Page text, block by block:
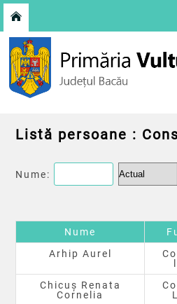
Listă persoane :
Nume:
Nume
Arhip Aurel
Chicuș Renata
Cornelia